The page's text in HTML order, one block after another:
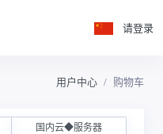
请登录
用户中心 购物车
国内云◆服务器